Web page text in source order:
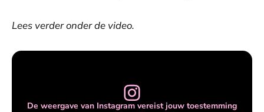
Lees verder onder de video.
De weergave van Instagram vereist jouw toestemming